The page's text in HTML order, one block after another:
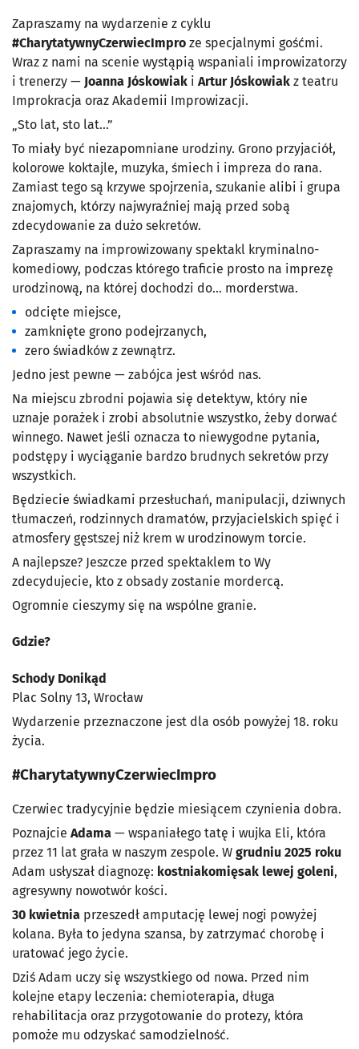
Zapraszamy na wydarzenie z cyklu
#CharytatywnyCzerwiecImpro ze specjalnymi gośćmi.
Wraz z nami na scenie wystąpią wspaniali improwizatorzy
i trenerzy — Joanna Jóskowiak i Artur Jóskowiak z teatru
Improkracja oraz Akademii Improwizacji.
„Sto lat, sto lat…”
To miały być niezapomniane urodziny. Grono przyjaciół,
kolorowe koktajle, muzyka, śmiech i impreza do rana.
Zamiast tego są krzywe spojrzenia, szukanie alibi i grupa
znajomych, którzy najwyraźniej mają przed sobą
zdecydowanie za dużo sekretów.
Zapraszamy na improwizowany spektakl kryminalno-
komediowy, podczas którego traficie prosto na imprezę
urodzinową, na której dochodzi do… morderstwa.
odcięte miejsce,
zamknięte grono podejrzanych,
zero świadków z zewnątrz.
Jedno jest pewne — zabójca jest wśród nas.
Na miejscu zbrodni pojawia się detektyw, który nie
uznaje porażek i zrobi absolutnie wszystko, żeby dorwać
winnego. Nawet jeśli oznacza to niewygodne pytania,
podstępy i wyciąganie bardzo brudnych sekretów przy
wszystkich.
Będziecie świadkami przesłuchań, manipulacji, dziwnych
tłumaczeń, rodzinnych dramatów, przyjacielskich spięć i
atmosfery gęstszej niż krem w urodzinowym torcie.
A najlepsze? Jeszcze przed spektaklem to Wy
zdecydujecie, kto z obsady zostanie mordercą.
Ogromnie cieszymy się na wspólne granie.
Gdzie?
Schody Donikąd
Plac Solny 13, Wrocław
Wydarzenie przeznaczone jest dla osób powyżej 18. roku
życia.
#CharytatywnyCzerwiecImpro
Czerwiec tradycyjnie będzie miesiącem czynienia dobra.
Poznajcie Adama — wspaniałego tatę i wujka Eli, która
przez 11 lat grała w naszym zespole. W grudniu 2025 roku
Adam usłyszał diagnozę: kostniakomięsak lewej goleni,
agresywny nowotwór kości.
30 kwietnia przeszedł amputację lewej nogi powyżej
kolana. Była to jedyna szansa, by zatrzymać chorobę i
uratować jego życie.
Dziś Adam uczy się wszystkiego od nowa. Przed nim
kolejne etapy leczenia: chemioterapia, długa
rehabilitacja oraz przygotowanie do protezy, która
pomoże mu odzyskać samodzielność.